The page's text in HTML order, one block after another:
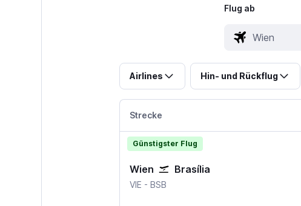
Flug ab
Airlines Hin- und Rückflug
Strecke
Günstigster Flug
Wien Brasília
VIE Wien-Schwechat
- BSB